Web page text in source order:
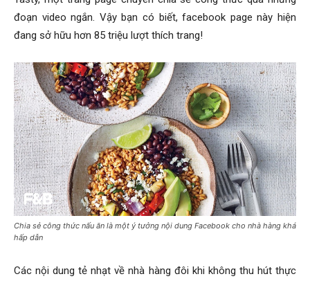
đoạn video ngắn. Vậy bạn có biết, facebook page này hiện
đang sở hữu hơn 85 triệu lượt thích trang!
Chia sẻ công thức nấu ăn là một ý tưởng nội dung Facebook cho nhà hàng khá
hấp dẫn
Các nội dung tẻ nhạt về nhà hàng đôi khi không thu hút thực